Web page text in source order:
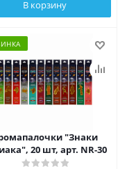
В корзину
"Знаки
20 шт, арт. NR-30